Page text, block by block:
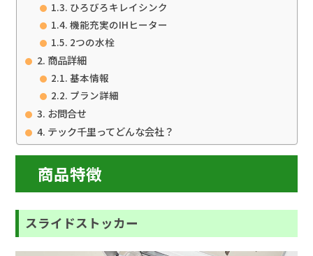
ひろびろキレイシンク
機能充実のIHヒーター
2つの水栓
商品詳細
基本情報
プラン詳細
お問合せ
テック千里ってどんな会社？
商品特徴
スライドストッカー